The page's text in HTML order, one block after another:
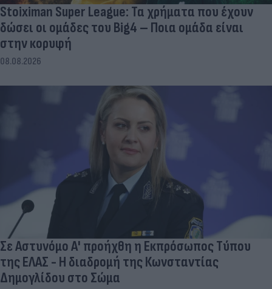
Stoiximan Super League: Τα χρήματα που έχουν
δώσει οι ομάδες του Big4 – Ποια ομάδα είναι
στην κορυφή
08.08.2026
Σε Αστυνόμο Α' προήχθη η Εκπρόσωπος Τύπου
της ΕΛΑΣ - Η διαδρομή της Κωνσταντίας
Δημογλίδου στο Σώμα